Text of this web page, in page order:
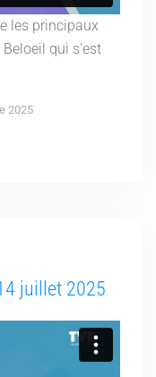
les principaux
qui s'est
2025
juillet 2025